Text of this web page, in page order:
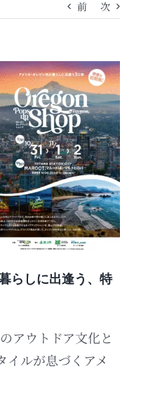
前 次
らしに出逢う、特
アウトドア文化と
イルが息づくアメ